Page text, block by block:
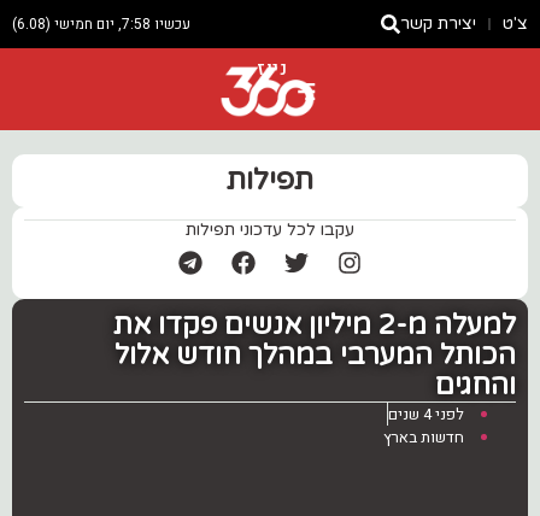
צ'ט יצירת קשר עכשיו 7:58, יום חמישי (6.08)
ניוז
תפילות
עקבו לכל עדכוני תפילות
למעלה מ-2 מיליון אנשים פקדו את
הכותל המערבי במהלך חודש אלול
והחגים
לפני 4 שנים
חדשות בארץ